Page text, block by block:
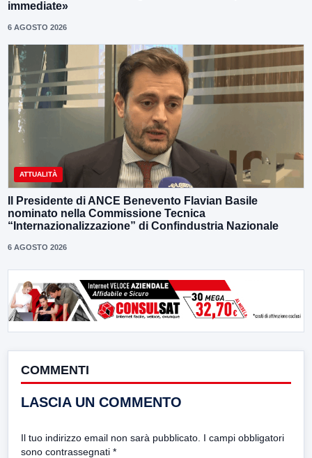
immediate»
6 AGOSTO 2026
ATTUALITÀ
Il Presidente di ANCE Benevento Flavian Basile
nominato nella Commissione Tecnica
“Internazionalizzazione” di Confindustria Nazionale
6 AGOSTO 2026
COMMENTI
LASCIA UN COMMENTO
Il tuo indirizzo email non sarà pubblicato. I campi obbligatori
sono contrassegnati *